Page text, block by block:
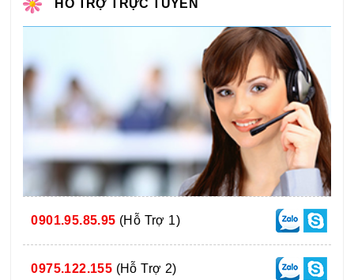
HỖ TRỢ TRỰC TUYẾN
0901.95.85.95 (Hỗ Trợ 1)
0975.122.155 (Hỗ Trợ 2)